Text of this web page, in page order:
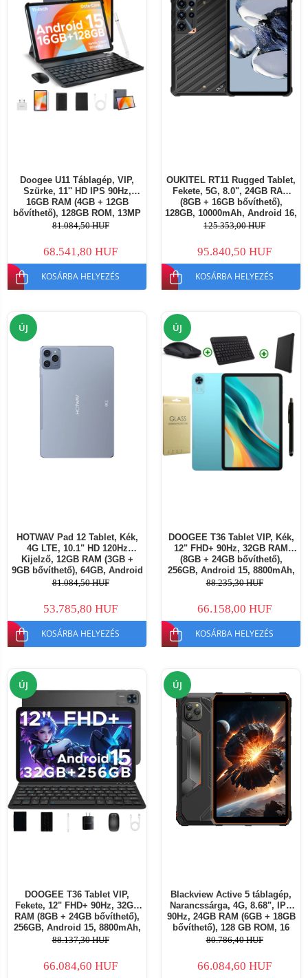
Doogee U11 Táblagép, VIP,
Szürke, 11'' HD IPS 90Hz,
16GB RAM (4GB + 12GB
bővíthető), 128GB ROM, 13MP
+ 5MP, Android 15, Unisoc
Arcfelismerés (Face Unlock),
Wi-Fi 5
81.084,50 HUF
68.541,80 HUF
KOSÁRBA HELYEZÉS
OUKITEL RT11 Rugged Tablet,
Fekete, 5G, 8.0", 24GB RAM
(8GB + 16GB bővíthető),
128GB, 10000mAh, Android 16,
16MP AI Kamera, Dokkolós
125.353,00 HUF
95.840,50 HUF
KOSÁRBA HELYEZÉS
ÚJ
HOTWAV Pad 12 Tablet, Kék,
4G LTE, 10.1" HD 120Hz
Kijelző, 12GB RAM (3GB +
9GB bővíthető), 64GB, Android
16, 6580mAh, Dual SIM
81.084,50 HUF
53.785,80 HUF
KOSÁRBA HELYEZÉS
ÚJ
DOOGEE T36 Tablet VIP, Kék,
12" FHD+ 90Hz, 32GB RAM
(8GB + 24GB bővíthető),
256GB, Android 15, 8800mAh,
Dual SIM
88.235,30 HUF
66.158,00 HUF
KOSÁRBA HELYEZÉS
ÚJ
DOOGEE T36 Tablet VIP,
Fekete, 12" FHD+ 90Hz, 32GB
RAM (8GB + 24GB bővíthető),
256GB, Android 15, 8800mAh,
Dual SIM
88.137,30 HUF
66.084,60 HUF
ÚJ
Blackview Active 5 táblagép,
Narancssárga, 4G, 8.68", IPS
90Hz, 24GB RAM (6GB + 18GB
bővíthető), 128 GB ROM, 16
MP, Android 15, Unisoc T615,
18 W, Dual SIM
80.786,40 HUF
66.084,60 HUF